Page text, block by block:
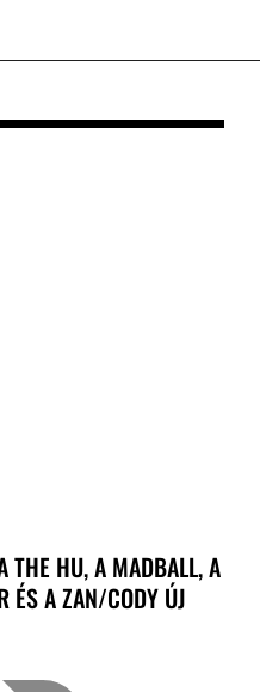
THE HU, A MADBALL, A
ÉS A ZAN/CODY ÚJ